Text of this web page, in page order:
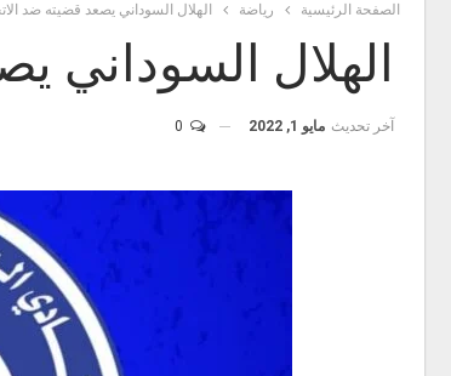
الصفحة الرئيسية رياضة الهلال السوداني يصعد قضيته ضد
الهلال السوداني
آخر تحديث مايو 1, 2022